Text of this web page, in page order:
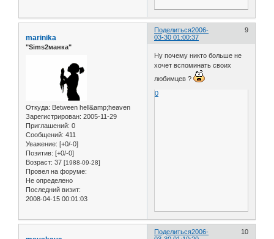
Поделиться 9
2006-
03-30 01:00:37
marinika
"Sims2манка"
Откуда: Between hell&amp;heaven
Зарегистрирован: 2005-11-29
Приглашений: 0
Сообщений: 411
Уважение: [+0/-0]
Позитив: [+0/-0]
Возраст: 37 [1988-09-28]
Провел на форуме:
Не определено
Последний визит:
2008-04-15 00:01:03
Ну почему никто больше не
хочет вспоминать своих
любимцев ?
0
Поделиться 10
2006-